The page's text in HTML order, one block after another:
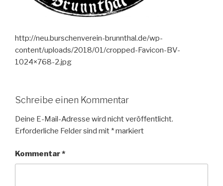
http://neu.burschenverein-brunnthal.de/wp-
content/uploads/2018/01/cropped-Favicon-BV-
1024×768-2.jpg
Schreibe einen Kommentar
Deine E-Mail-Adresse wird nicht veröffentlicht.
Erforderliche Felder sind mit *markiert
Kommentar*